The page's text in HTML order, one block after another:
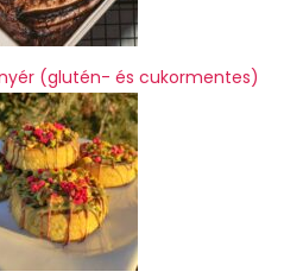
(glutén- és cukormentes)